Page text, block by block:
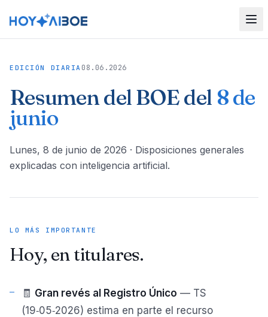
EDICIÓN DIARIA 08.06.2026
Resumen del BOE del 8 de
junio
lunes, 8 de junio de 2026 · Disposiciones generales
explicadas con inteligencia artificial.
LO MÁS IMPORTANTE
Hoy, en titulares.
🧾 Gran revés al Registro Único — TS
(19‑05‑2026) estima en parte el recurso